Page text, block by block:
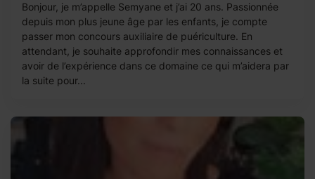
Bonjour, je m’appelle Semyane et j’ai 20 ans. Passionnée
depuis mon plus jeune âge par les enfants, je compte
passer mon concours auxiliaire de puériculture. En
attendant, je souhaite approfondir mes connaissances et
avoir de l’expérience dans ce domaine ce qui m’aidera par
la suite pour...